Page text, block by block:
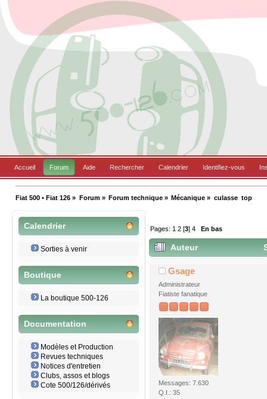
Accueil Forum Aide Rechercher Calendrier Identifiez-vous
Fiat 500 • Fiat 126 » Forum» Forum technique» Mécanique » culasse  top
Calendrier
Sorties à venir
Boutique
La boutique 500-126
Documentation
Modèles et Production
Revues techniques
Notices d'entretien
Clubs, assos et blogs
Cote 500/126/dérivés
Pages: 1 2 [3]4 En bas
Auteur
Gsage
Administrateur
Fiatiste fanatique
Messages: 7.630
Q.I.: 35